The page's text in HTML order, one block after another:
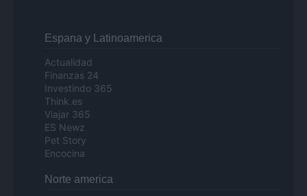
Espana y Latinoamerica
Actualidad
Finanzas 24
Investindo 365
Think.es
Viajar 365
ES Newz
Pet Story
Encocina
Norte america